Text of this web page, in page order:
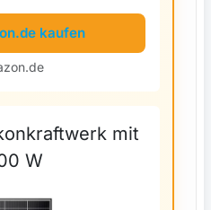
kaufen
mit
W